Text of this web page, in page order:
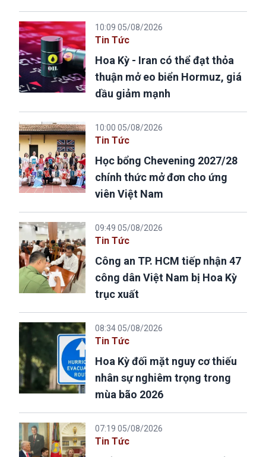
10:09 05/08/2026
Tin Tức
Hoa Kỳ - Iran có thể đạt thỏa
thuận mở eo biển Hormuz, giá
dầu giảm mạnh
10:00 05/08/2026
Tin Tức
Học bổng Chevening 2027/28
chính thức mở đơn cho ứng
viên Việt Nam
09:49 05/08/2026
Tin Tức
Công an TP. HCM tiếp nhận 47
công dân Việt Nam bị Hoa Kỳ
trục xuất
08:34 05/08/2026
Tin Tức
Hoa Kỳ đối mặt nguy cơ thiếu
nhân sự nghiêm trọng trong
mùa bão 2026
07:19 05/08/2026
Tin Tức